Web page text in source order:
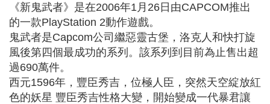
《新鬼武者》是在2006年1月26日由CAPCOM推出
的一款PlayStation 2動作遊戲。
鬼武者是Capcom公司繼惡靈古堡，洛克人和快打旋
風後第四個最成功的系列。該系列到目前為止售出超
過690萬件。
西元1596年，豐臣秀吉，位極人臣，突然天空綻放紅
色的妖星 豐臣秀吉性格大變，開始變成一代暴君讓